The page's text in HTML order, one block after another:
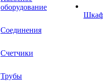
оборудование
Соединения
Счетчики
Трубы